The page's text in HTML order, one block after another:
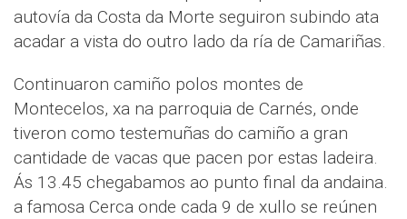
autovía da Costa da Morte seguiron subindo ata
acadar a vista do outro lado da ría de Camariñas.
Continuaron camiño polos montes de
Montecelos, xa na parroquia de Carnés, onde
tiveron como testemuñas do camiño a gran
cantidade de vacas que pacen por estas ladeira.
Ás 13.45 chegabamos ao punto final da andaina.
a famosa Cerca onde cada 9 de xullo se reúnen